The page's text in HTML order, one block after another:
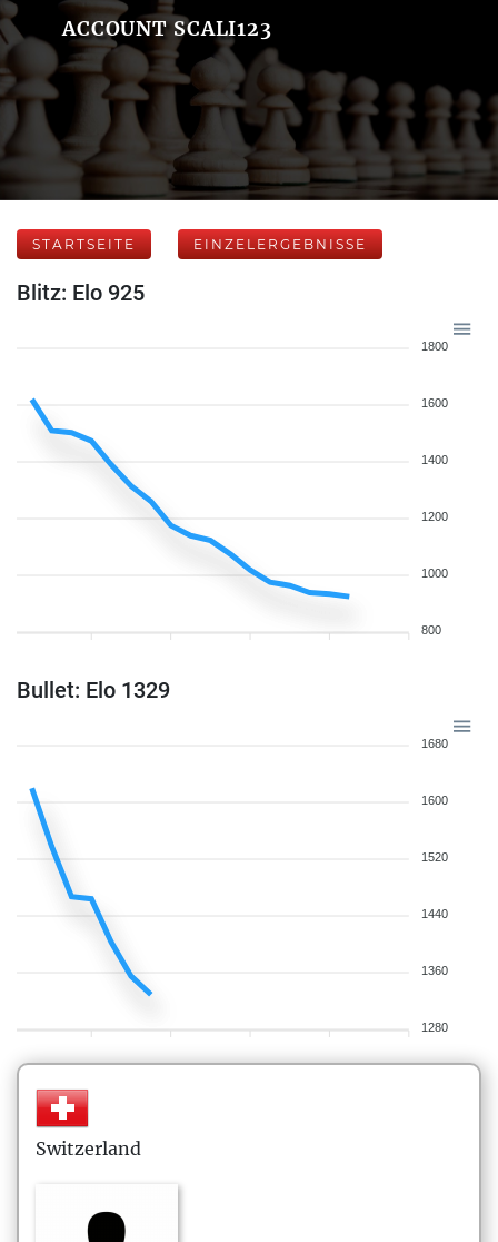
ACCOUNT SCALI123
STARTSEITE EINZELERGEBNISSE
Blitz: Elo 925
1800
1600
1400
1200
1000
800
Bullet: Elo 1329
1680
1600
1520
1440
1360
1280
Switzerland